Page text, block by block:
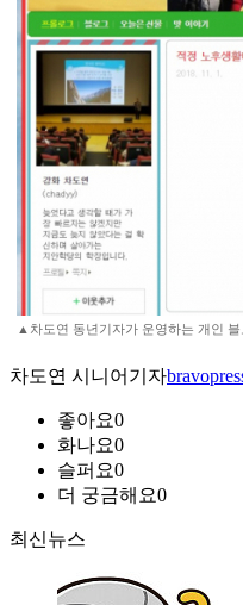
▲차도연 동년기자가 운영하는 개인
차도연 시니어기자
좋아요0
화나요0
슬퍼요0
더 궁금해요0
최신뉴스